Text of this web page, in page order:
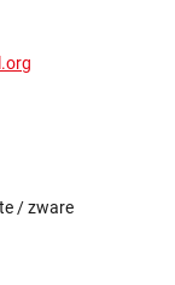
/ zware